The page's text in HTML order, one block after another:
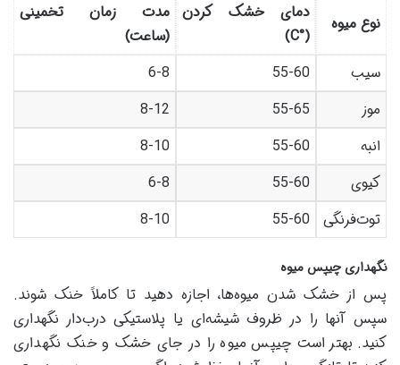
نوع میوه
دمای خشک کردن
(°C)
مدت زمان تخمینی
(ساعت)
سیب
55-60
6-8
موز
55-65
8-12
انبه
55-60
8-10
کیوی
55-60
6-8
توت‌فرنگی
55-60
8-10
نگهداری چیپس میوه
پس از خشک شدن میوه‌ها، اجازه دهید تا کاملاً خنک شوند.
سپس آنها را در ظروف شیشه‌ای یا پلاستیکی درب‌دار نگهداری
کنید. بهتر است چیپس میوه را در جای خشک و خنک نگهداری